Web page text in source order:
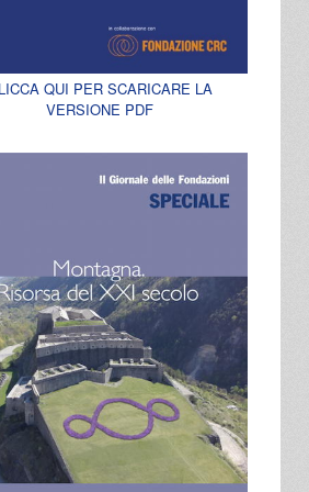
QUI PER SCARICARE LA
VERSIONE PDF